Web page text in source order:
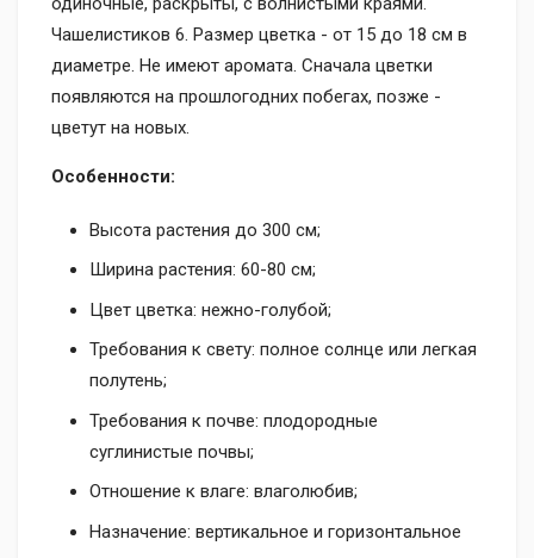
Чашелистиков 6. Размер цветка - от 15 до 18 см в
диаметре. Не имеют аромата. Сначала цветки
появляются на прошлогодних побегах, позже -
цветут на новых.
Особенности:
Высота растения до 300 см;
Ширина растения: 60-80 см;
Цвет цветка: нежно-голубой;
Требования к свету: полное солнце или легкая
полутень;
Требования к почве: плодородные
суглинистые почвы;
Отношение к влаге: влаголюбив;
Назначение: вертикальное и горизонтальное